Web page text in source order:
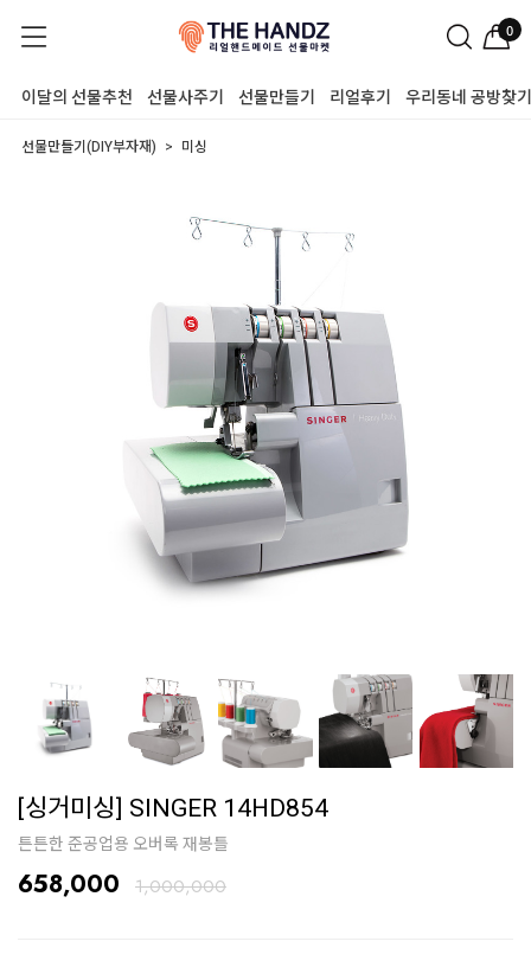
0
이달의 선물추천 선물사주기 선물만들기 리얼후기 우리동네 공방찾기
선물만들기(DIY부자재) 미싱
[싱거미싱] SINGER 14HD854
튼튼한 준공업용 오버록 재봉틀
658,000 1,000,000